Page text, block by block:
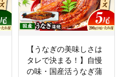
【うなぎの美味しさは
タレで決まる！】自慢
の味・国産活うなぎ蒲